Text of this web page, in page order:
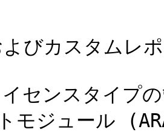
びカスタムレ
イセンスタイプ
モジュール